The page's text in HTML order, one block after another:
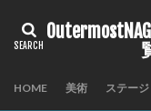
HOME 美術 ステージ